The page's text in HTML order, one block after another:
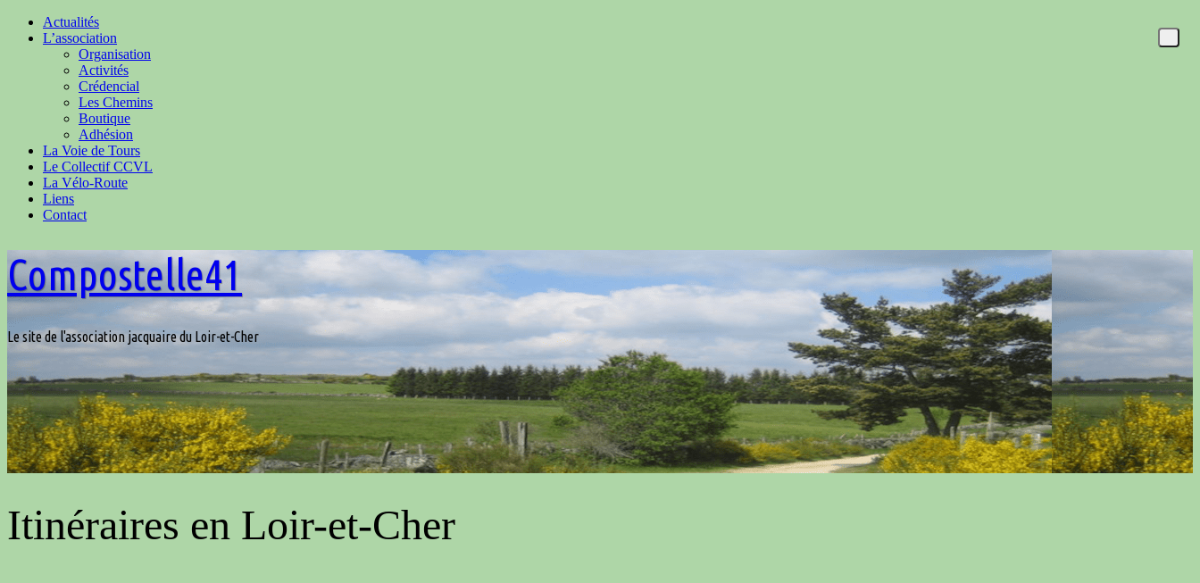
Actualités
L’association
Organisation
Activités
Crédencial
Les Chemins
Boutique
Adhésion
La Voie de Tours
Le Collectif CCVL
La Vélo-Route
Liens
Contact
Compostelle41
Le site de l'association jacquaire du Loir-et-Cher
Itinéraires en Loir-et-Cher